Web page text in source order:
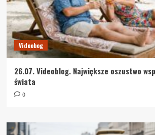
Videobog
26.07. Videoblog. Największe oszustwo
świata
0